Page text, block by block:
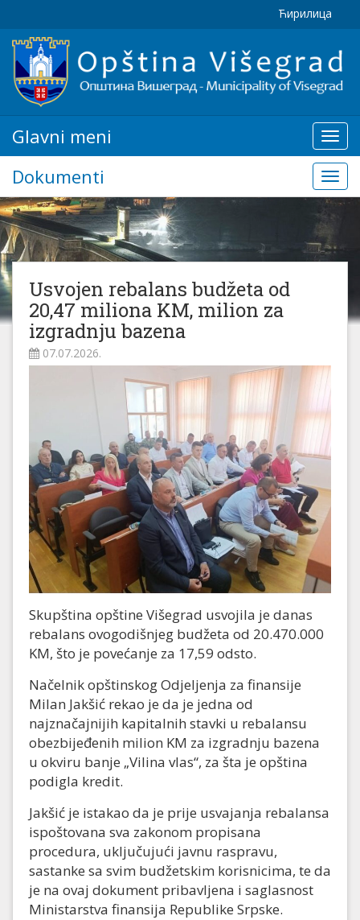
Ћирилица
Glavni
meni
Glavni meni
Dokumenti
Usvojen rebalans budžeta od
20,47 miliona KM, milion za
izgradnju bazena
07.07.2026.
Skupština opštine Višegrad usvojila je danas
rebalans ovogodišnjeg budžeta od 20.470.000
KM, što je povećanje za 17,59 odsto.
Načelnik opštinskog Od‌jeljenja za finansije
Milan Jakšić rekao je da je jedna od
najznačajnijih kapitalnih stavki u rebalansu
obezbijeđenih milion KM za izgradnju bazena
u okviru banje „Vilina vlas“, za šta je opština
podigla kredit.
Jakšić je istakao da je prije usvajanja rebalansa
ispoštovana sva zakonom propisana
procedura, uključujući javnu raspravu,
sastanke sa svim budžetskim korisnicima, te da
je na ovaj dokument pribavljena i saglasnost
Ministarstva finansija Republike Srpske.